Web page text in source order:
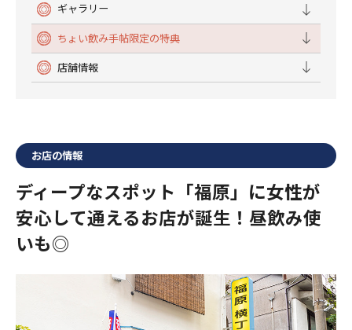
ギャラリー
ちょい飲み手帖限定の特典
店舗情報
お店の情報
ディープなスポット「福原」に女性が
安心して通えるお店が誕生！昼飲み使
いも◎